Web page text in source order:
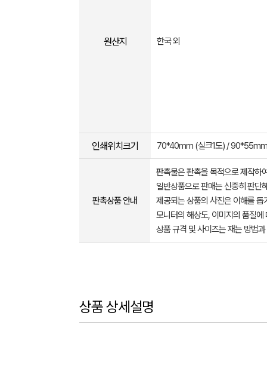
원산지 한국 외
인쇄위치크기 70*40mm (실크1도) /
판촉상품 안내
판촉물은 판촉을 목적으로 제작하
일반상품으로 판매는 신중히 판단
제공되는 상품의 사진은 이해를
모니터의 해상도, 이미지의 품질
상품 규격 및 사이즈는 재는 방법
상품 상세설명